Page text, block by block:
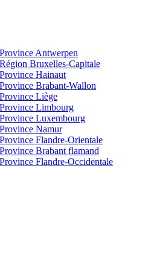
Antwerpen
Bruxelles-Capitale
Hainaut
Brabant-Wallon
Liège
Limbourg
Luxembourg
Namur
Flandre-Orientale
Brabant flamand
Flandre-Occidentale